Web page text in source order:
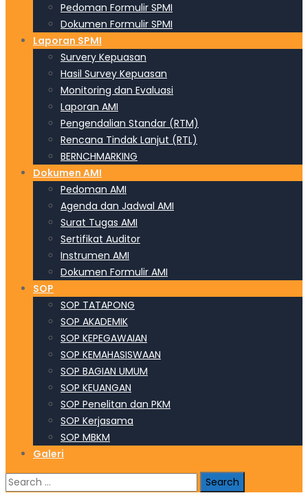
Pedoman Formulir SPMI
Dokumen Formulir SPMI
Laporan SPMI
Survery Kepuasan
Hasil Survey Kepuasan
Monitoring dan Evaluasi
Laporan AMI
Pengendalian Standar (RTM)
Rencana Tindak Lanjut (RTL)
BERNCHMARKING
Dokumen AMI
Pedoman AMI
Agenda dan Jadwal AMI
Surat Tugas AMI
Sertifikat Auditor
Instrumen AMI
Dokumen Formulir AMI
SOP
SOP TATAPONG
SOP AKADEMIK
SOP KEPEGAWAIAN
SOP KEMAHASISWAAN
SOP BAGIAN UMUM
SOP KEUANGAN
SOP Penelitan dan PKM
SOP Kerjasama
SOP MBKM
Galeri
Search
for: